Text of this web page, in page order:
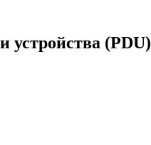
устройства (PDU)